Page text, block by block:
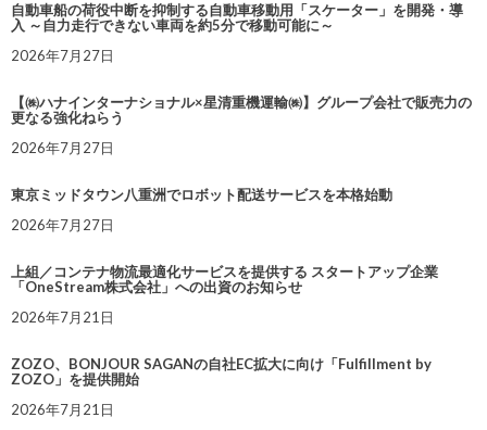
自動車船の荷役中断を抑制する自動車移動用「スケーター」を開発・導
入 ～自力走行できない車両を約5分で移動可能に～
2026年7月27日
【㈱ハナインターナショナル×星清重機運輸㈱】グループ会社で販売力の
更なる強化ねらう
2026年7月27日
東京ミッドタウン八重洲でロボット配送サービスを本格始動
2026年7月27日
上組／コンテナ物流最適化サービスを提供する スタートアップ企業
「OneStream株式会社」への出資のお知らせ
2026年7月21日
ZOZO、BONJOUR SAGANの自社EC拡大に向け「Fulfillment by
ZOZO」を提供開始
2026年7月21日